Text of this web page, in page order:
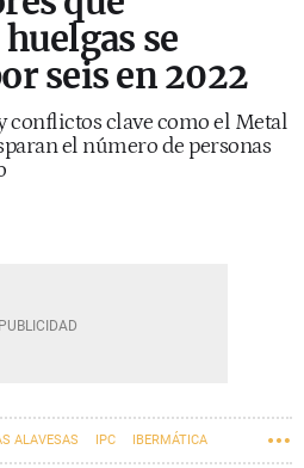
se
seis en 2022
conflictos clave como el Metal
el número de personas
ALAVESAS IPC IBERMÁTICA